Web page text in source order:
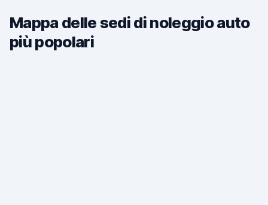
Mappa delle sedi di noleggio auto
più popolari